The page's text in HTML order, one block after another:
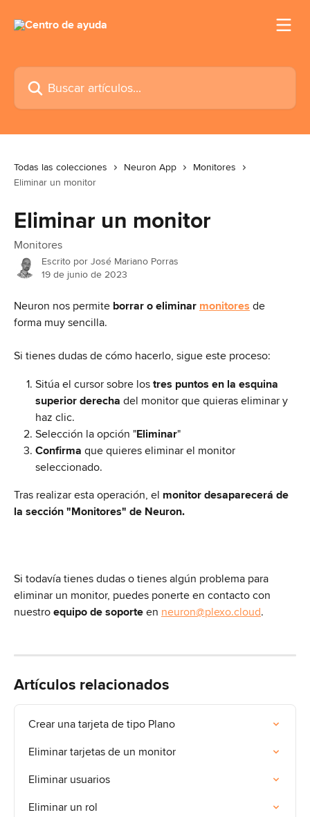
Buscar artículos...
Todas las colecciones Neuron App
Monitores
Eliminar un monitor
Eliminar un monitor
Monitores
Escrito por José Mariano Porras
19 de junio de 2023
Neuron nos permite borrar o eliminar monitores de
forma muy sencilla.
Si tienes dudas de cómo hacerlo, sigue este proceso:
Sitúa el cursor sobre los tres puntos en la esquina
superior derecha del monitor que quieras eliminar y
haz clic.
Selección la opción "Eliminar"
Confirma que quieres eliminar el monitor
seleccionado.
Tras realizar esta operación, el monitor desaparecerá de
la sección "Monitores" de Neuron.
Si todavía tienes dudas o tienes algún problema para
eliminar un monitor, puedes ponerte en contacto con
nuestro equipo de soporte en neuron@plexo.cloud.
Artículos relacionados
Crear una tarjeta de tipo Plano
Eliminar tarjetas de un monitor
Eliminar usuarios
Eliminar un rol